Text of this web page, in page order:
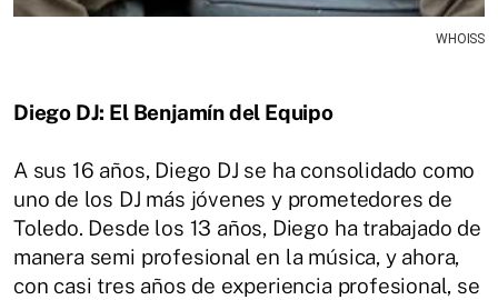
WHOISS
Diego DJ: El Benjamín del Equipo
A sus 16 años, Diego DJ se ha consolidado como
uno de los DJ más jóvenes y prometedores de
Toledo. Desde los 13 años, Diego ha trabajado de
manera semi profesional en la música, y ahora,
con casi tres años de experiencia profesional, se